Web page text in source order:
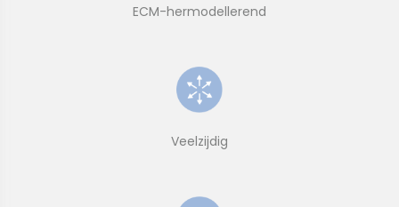
ECM-hermodellerend
Veelzijdig